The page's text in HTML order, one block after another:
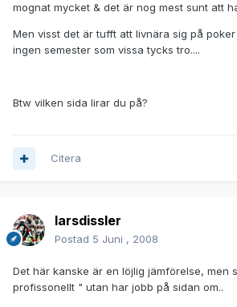
mognat mycket & det är nog mest sunt att
Men visst det är tufft att livnära sig på
ingen semester som vissa tycks tro....
Btw vilken sida lirar du på?
Citera
larsdissler
Postad 5 Juni , 2008
Det här kanske är en löjlig jämförelse, men
profissonellt " utan har jobb på sidan om..